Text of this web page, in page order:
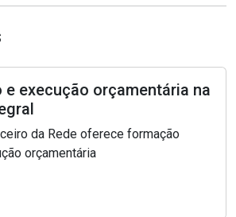
e execução orçamentária na
da Rede oferece formação
orçamentária